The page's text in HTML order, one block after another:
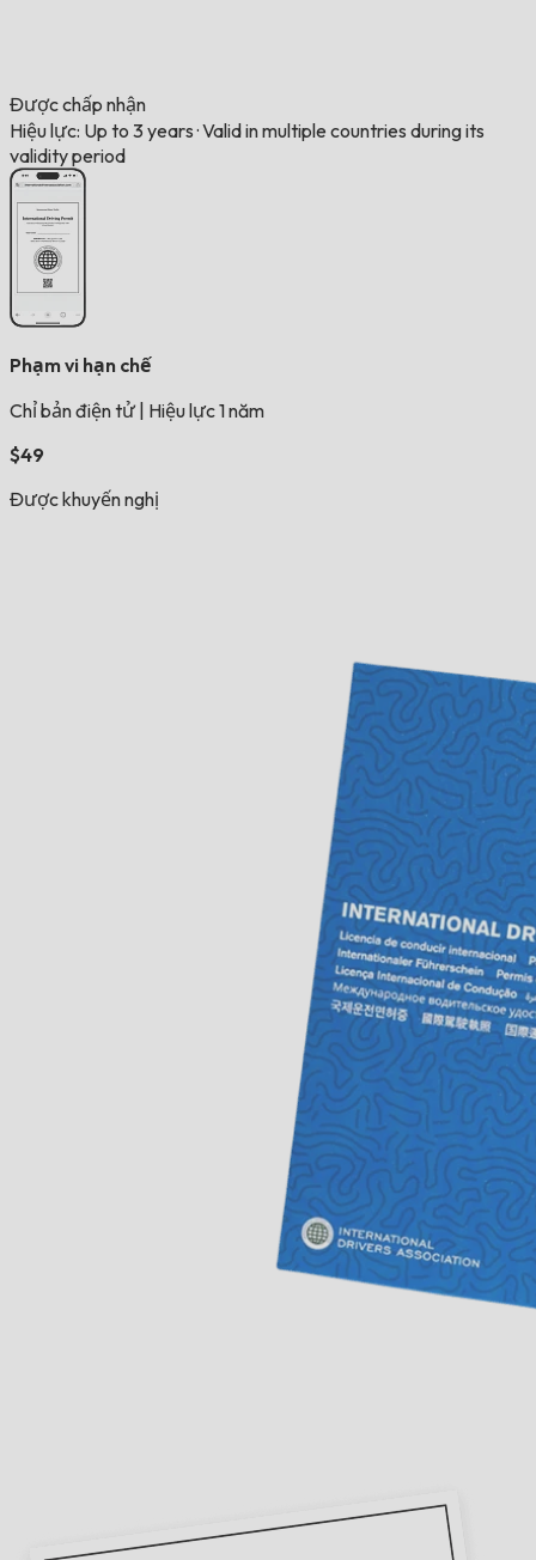
Được chấp nhận
Hiệu lực: Up to 3 years ·Valid in multiple countries during its
validity period
Phạm vi hạn chế
Chỉ bản điện tử Hiệu lực 1 năm
$49
Được khuyến nghị